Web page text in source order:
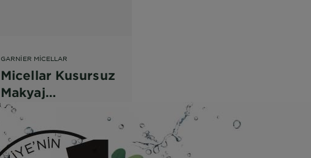
GARNIER MICELLAR
Micellar Kusursuz
Makyaj
Temizleme Suyu